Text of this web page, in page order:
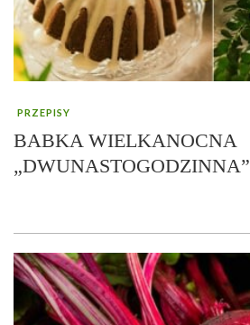
PRZEPISY
BABKA WIELKANOCNA
„DWUNASTOGODZINNA”